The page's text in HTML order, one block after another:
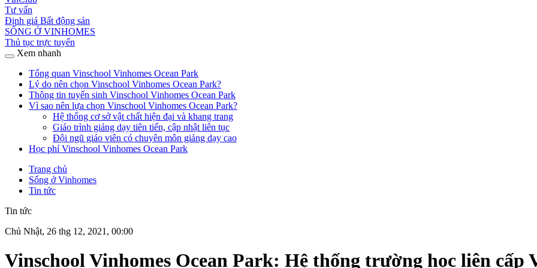
Tư vấn
Định giá Bất động sản
SỐNG Ở VINHOMES
Thủ tục trực tuyến
Xem nhanh
Tổng quan Vinschool Vinhomes Ocean Park
Lý do nên chọn Vinschool Vinhomes Ocean Park?
Thông tin tuyển sinh Vinschool Vinhomes Ocean Park
Vì sao nên lựa chọn Vinschool Vinhomes Ocean Park?
Hệ thống cơ sở vật chất hiện đại và khang trang
Giáo trình giảng dạy tiên tiến, cập nhật liên tục
Đội ngũ giáo viên có chuyên môn giảng dạy cao
Học phí Vinschool Vinhomes Ocean Park
Trang chủ
Sống ở Vinhomes
Tin tức
Tin tức
Chủ Nhật, 26 thg 12, 2021, 00:00
Vinschool Vinhomes Ocean Park: Hệ thống trường học liên cấp